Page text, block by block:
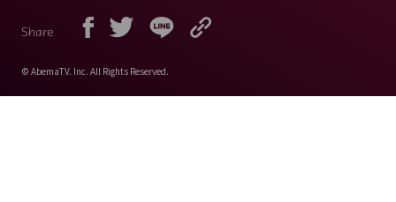
Share
© AbemaTV. Inc. All Rights Reserved.